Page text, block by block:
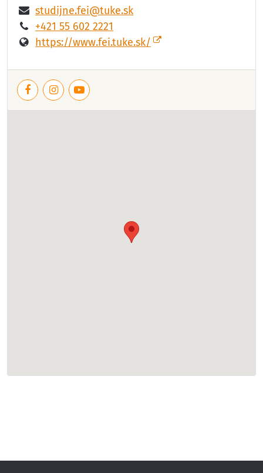
studijne.fei@tuke.sk
+421 55 602 2221
https://www.fei.tuke.sk/
FacebookInstagramYouTube